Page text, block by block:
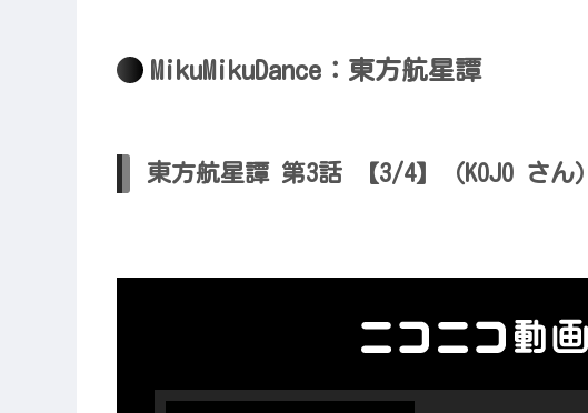
MikuMikuDance：東方航星譚
東方航星譚 第3話 【3/4】（KOJO さん）